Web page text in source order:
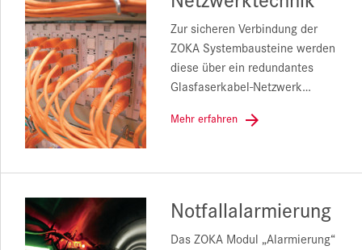
Zur sicheren Verbindung der
ZOKA Systembausteine werden
diese über ein redundantes
Glasfaserkabel-Netzwerk…
Mehr erfahren
Notfallalarmierung
Das ZOKA Modul „Alarmierung“